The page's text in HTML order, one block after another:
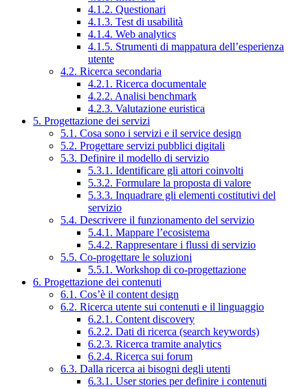
4.1.2. Questionari
4.1.3. Test di usabilità
4.1.4. Web analytics
4.1.5. Strumenti di mappatura dell’esperienza
utente
4.2. Ricerca secondaria
4.2.1. Ricerca documentale
4.2.2. Analisi benchmark
4.2.3. Valutazione euristica
5. Progettazione dei servizi
5.1. Cosa sono i servizi e il service design
5.2. Progettare servizi pubblici digitali
5.3. Definire il modello di servizio
5.3.1. Identificare gli attori coinvolti
5.3.2. Formulare la proposta di valore
5.3.3. Inquadrare gli elementi costitutivi del
servizio
5.4. Descrivere il funzionamento del servizio
5.4.1. Mappare l’ecosistema
5.4.2. Rappresentare i flussi di servizio
5.5. Co-progettare le soluzioni
5.5.1. Workshop di co-progettazione
6. Progettazione dei contenuti
6.1. Cos’è il content design
6.2. Ricerca utente sui contenuti e il linguaggio
6.2.1. Content discovery
6.2.2. Dati di ricerca (search keywords)
6.2.3. Ricerca tramite analytics
6.2.4. Ricerca sui forum
6.3. Dalla ricerca ai bisogni degli utenti
6.3.1. User stories per definire i contenuti